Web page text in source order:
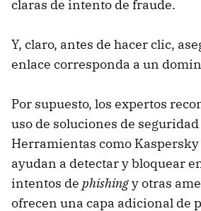
claras de intento de fraude.
Y, claro, antes de hacer clic,
enlace corresponda a un
Por supuesto, los expertos
uso de soluciones de
Herramientas como
ayudan a detectar y bloquear
intentos de phishingy otras
ofrecen una capa adicional de